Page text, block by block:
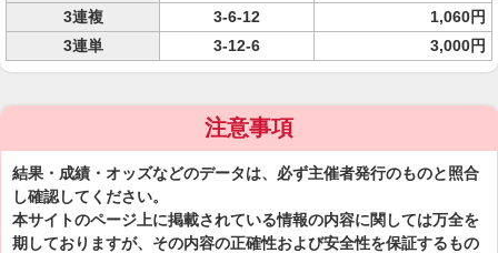
3連複
3-6-12
1,060円
3連単
3-12-6 3,000円
注意事項
結果・成績・オッズなどのデータは、必ず主催者発行のものと照合
し確認してください。
本サイトのページ上に掲載されている情報の内容に関しては万全を
期しておりますが、その内容の正確性および安全性を保証するもの